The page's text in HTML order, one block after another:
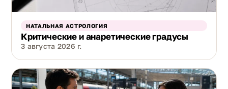
НАТАЛЬНАЯ АСТРОЛОГИЯ
Критические и анаретические градусы
3 августа 2026 г.